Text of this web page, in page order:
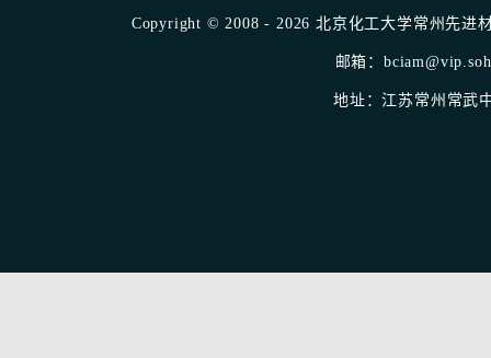
Copyright © 2008 - 2026 北京化工大学常州先进
邮箱：
地址：江苏常州常武